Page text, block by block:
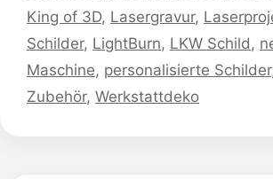
King of 3D, Lasergravur,
Schilder, LightBurn, LKW Schild,
Maschine, personalisierte Schilder
Zubehör, Werkstattdeko